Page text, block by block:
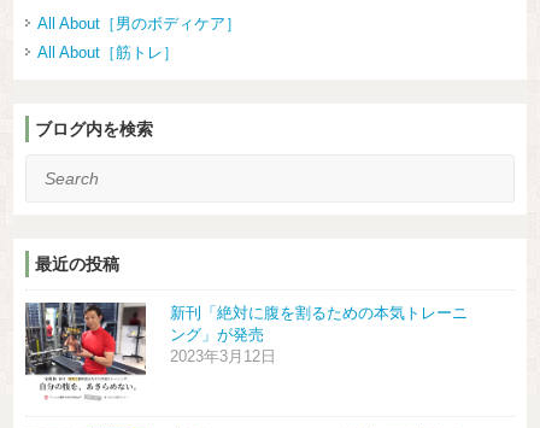
All About［男のボディケア］
All About［筋トレ］
ブログ内を検索
Search
最近の投稿
新刊「絶対に腹を割るための本気トレーニ
ング」が発売
2023年3月12日